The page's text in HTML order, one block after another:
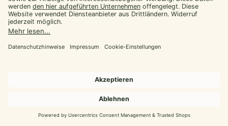
Die manduca® Sling ist ein anschmiegsames, leichtes Jerseytuch aus
100% Bio-Baumwolle (kbA)
superweich – perfekt für die ersten Monate, in denen Nähe, Wärme
und dein Herzschlag einfach alles sind.
Baby und entlastet dich im Alltag.
Label markiert die Mitte; schmal zulaufende Enden machen
Knoten leichter.